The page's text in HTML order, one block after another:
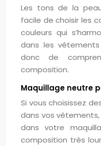
Les tons de la
facile de choisir les
couleurs qui
dans les
donc de
composition.
Maquillage neutre
Si vous choisissez
dans vos
dans votre
composition très